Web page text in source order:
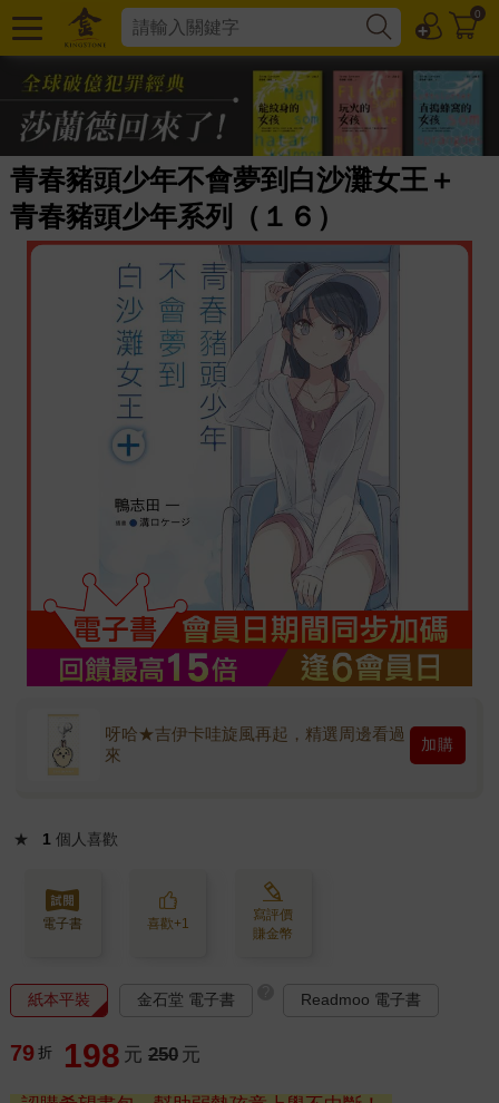
0
青春豬頭少年不會夢到白沙灘女王＋
青春豬頭少年系列（１６）
呀哈★吉伊卡哇旋風再起，精選周邊看過
來
加購
★ 1 個人喜歡
電子書 喜歡+1
寫評價
賺金幣
紙本平裝 金石堂 電子書 Readmoo 電子書
79 折 198 元 250 元